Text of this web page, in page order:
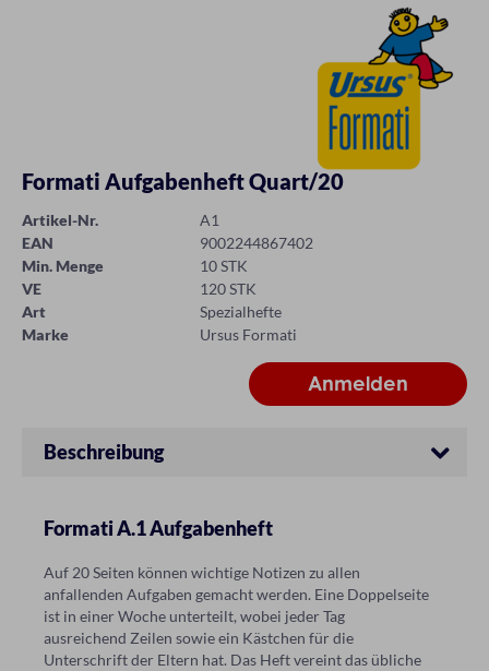
Formati Aufgabenheft Quart/20
Artikel-Nr.
A1
EAN
9002244867402
Min. Menge
10 STK
VE
120 STK
Art
Spezialhefte
Marke
Ursus Formati
Beschreibung
Formati A.1 Aufgabenheft
Auf 20 Seiten können wichtige Notizen zu allen
anfallenden Aufgaben gemacht werden. Eine Doppelseite
ist in einer Woche unterteilt, wobei jeder Tag
ausreichend Zeilen sowie ein Kästchen für die
Unterschrift der Eltern hat. Das Heft vereint das übliche